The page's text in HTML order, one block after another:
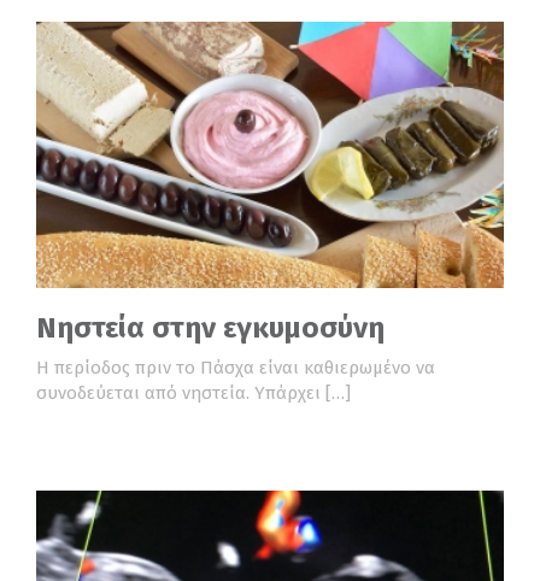
Νηστεία στην εγκυμοσύνη
Η περίοδος πριν το Πάσχα είναι καθιερωμένο να
συνοδεύεται από νηστεία. Υπάρχει […]